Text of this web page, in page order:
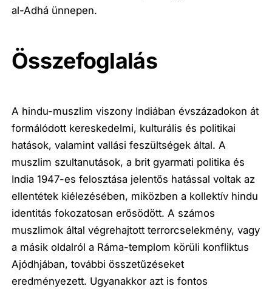
al-Adhá ünnepen.
Összefoglalás
A hindu-muszlim viszony Indiában évszázadokon át
formálódott kereskedelmi, kulturális és politikai
hatások, valamint vallási feszültségek által. A
muszlim szultanutások, a brit gyarmati politika és
India 1947-es felosztása jelentős hatással voltak az
ellentétek kiélezésében, miközben a kollektív hindu
identitás fokozatosan erősödött. A számos
muszlimok által végrehajtott terrorcselekmény, vagy
a másik oldalról a Ráma-templom körüli konfliktus
Ajódhjában, további összetűzéseket
eredményezett. Ugyanakkor azt is fontos